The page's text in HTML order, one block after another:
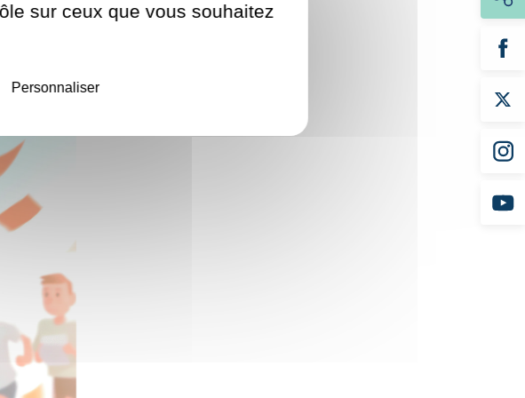
sur ceux que vous souhaitez
Personnaliser